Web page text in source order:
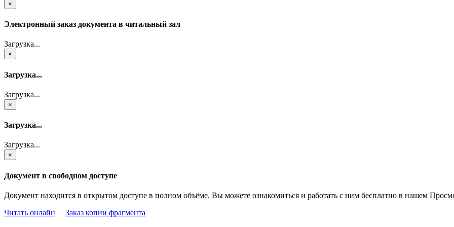
×
Электронный заказ документа в читальный зал
Загрузка...
×
Загрузка...
Загрузка...
×
Загрузка...
Загрузка...
×
Документ в свободном доступе
Документ находится в открытом доступе в полном объёме. Вы можете ознакомиться и работать с ним бесплатно в нашем
Читать онлайн
Заказ копии фрагмента